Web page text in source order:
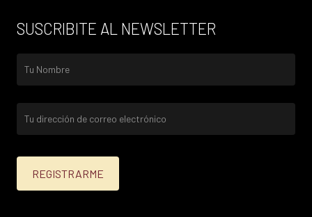
SUSCRIBITE AL NEWSLETTER